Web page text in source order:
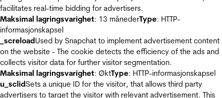
facilitates real-time bidding for advertisers.
Maksimal lagringsvarighet: 13 månederType: HTTP-
informasjonskapsel
_screloadUsed by Snapchat to implement advertisement content
on the website - The cookie detects the efficiency of the ads and
collects visitor data for further visitor segmentation.
Maksimal lagringsvarighet: ØktType: HTTP-informasjonskapsel
u_sclidSets a unique ID for the visitor, that allows third party
advertisers to target the visitor with relevant advertisement. This